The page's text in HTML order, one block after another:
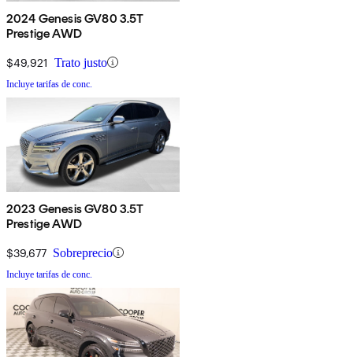
2024 Genesis GV80 3.5T
Prestige AWD
$49,921 Trato justo
Incluye tarifas de conc.
2023 Genesis GV80 3.5T
Prestige AWD
$39,677 Sobreprecio
Incluye tarifas de conc.